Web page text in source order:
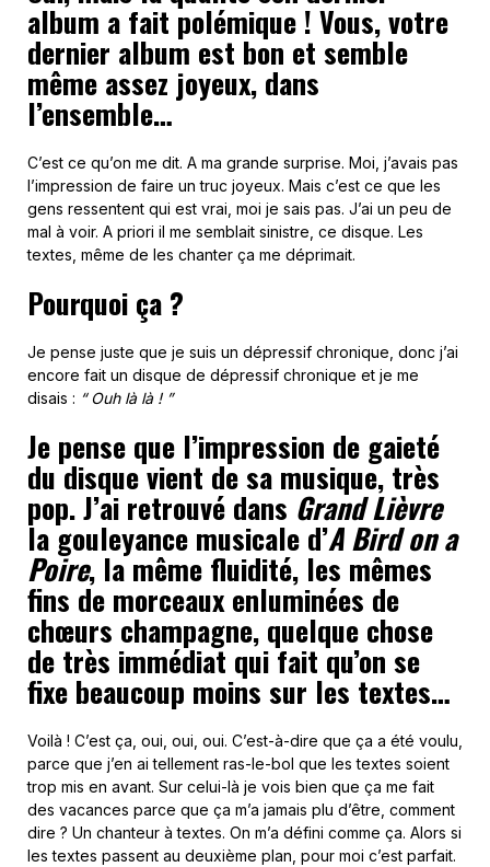
album a fait polémique ! Vous, votre
dernier album est bon et semble
même assez joyeux, dans
l’ensemble…
C’est ce qu’on me dit. A ma grande surprise. Moi, j’avais pas
l’impression de faire un truc joyeux. Mais c’est ce que les
gens ressentent qui est vrai, moi je sais pas. J’ai un peu de
mal à voir. A priori il me semblait sinistre, ce disque. Les
textes, même de les chanter ça me déprimait.
Pourquoi ça ?
Je pense juste que je suis un dépressif chronique, donc j’ai
encore fait un disque de dépressif chronique et je me
disais : “ Ouh là là ! ”
Je pense que l’impression de gaieté
du disque vient de sa musique, très
pop. J’ai retrouvé dans Grand Lièvre
la gouleyance musicale d’A Bird on a
Poire, la même fluidité, les mêmes
fins de morceaux enluminées de
chœurs champagne, quelque chose
de très immédiat qui fait qu’on se
fixe beaucoup moins sur les textes…
Voilà ! C’est ça, oui, oui, oui. C’est-à-dire que ça a été voulu,
parce que j’en ai tellement ras-le-bol que les textes soient
trop mis en avant. Sur celui-là je vois bien que ça me fait
des vacances parce que ça m’a jamais plu d’être, comment
dire ? Un chanteur à textes. On m’a défini comme ça. Alors si
les textes passent au deuxième plan, pour moi c’est parfait.